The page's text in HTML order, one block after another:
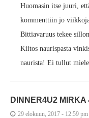
Huomasin itse juuri,
kommenttiin jo viikkoja
Bittiavaruus tekee
Kiitos naurispasta
naurista! Ei tullut
DINNER4U2
29 elokuun, 2017 - 12:59 pm